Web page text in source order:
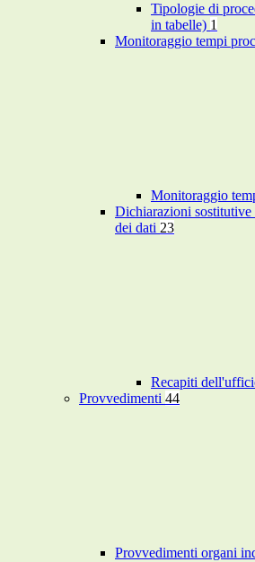
Tipologie di
in tabelle) 1
Monitoraggio tempi
Monitoraggio
Dichiarazioni
dei dati 23
Recapiti
Provvedimenti 44
Provvedimenti organi